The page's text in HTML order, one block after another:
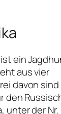
ein
aus vier
davon sind
den
unter der